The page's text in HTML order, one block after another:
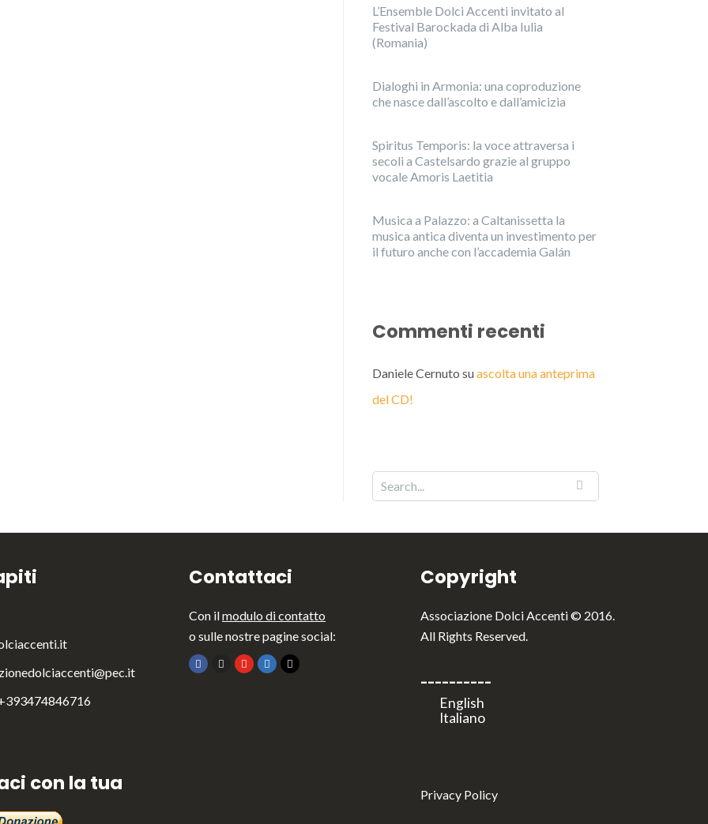
L’Ensemble Dolci Accenti invitato al
Festival Barockada di Alba Iulia
(Romania)
Dialoghi in Armonia: una coproduzione
che nasce dall’ascolto e dall’amicizia
Spiritus Temporis: la voce attraversa i
secoli a Castelsardo grazie al gruppo
vocale Amoris Laetitia
Musica a Palazzo: a Caltanissetta la
musica antica diventa un investimento per
il futuro anche con l’accademia Galán
Commenti recenti
Daniele Cernuto suascolta una anteprima
del CD!
con la tua
Contattaci
Con ilmodulo di contatto
o sulle nostre pagine social:
Copyright
Associazione Dolci Accenti © 2016.
All Rights Reserved.
----------
Italiano
Privacy Policy